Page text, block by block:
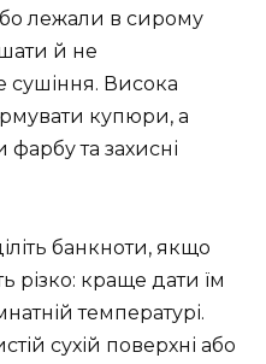
лежали в сирому
й не
сушіння. Висока
купюри, а
та захисні
банкноти, якщо
різко: краще дати їм
температурі.
сухій поверхні або